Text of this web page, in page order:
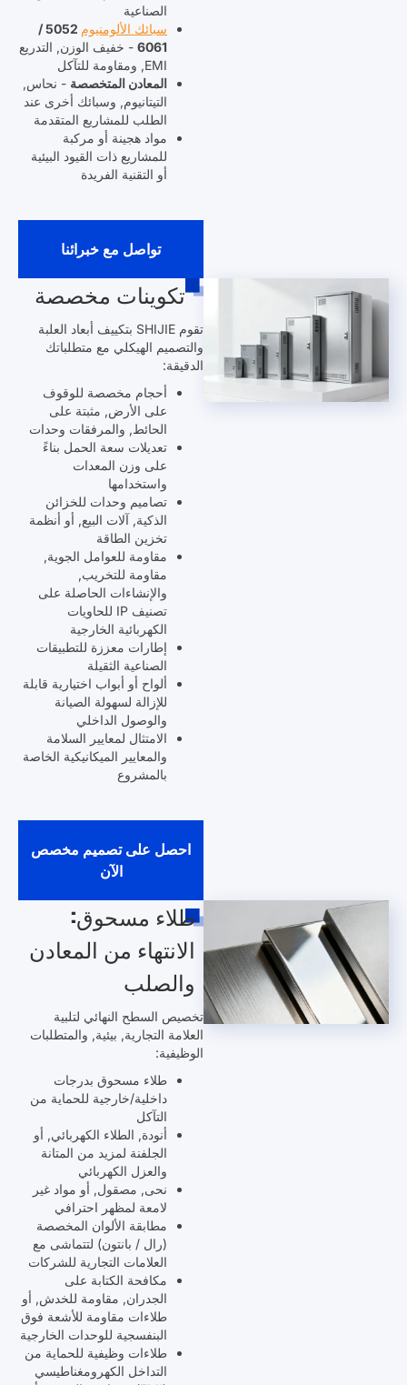
الصناعية
سبائك الألومنيوم
5052 /
6061 - خفيف الوزن, التدريع
EMI, ومقاومة للتآكل
المعادن المتخصصة - نحاس,
التيتانيوم, وسبائك أخرى عند
الطلب للمشاريع المتقدمة
مواد هجينة أو مركبة
للمشاريع ذات القيود البيئية
أو التقنية الفريدة
تواصل مع خبرائنا
تكوينات مخصصة
تقوم SHIJIE بتكييف أبعاد العلبة
والتصميم الهيكلي مع متطلباتك
الدقيقة:
أحجام مخصصة للوقوف
على الأرض, مثبتة على
الحائط, والمرفقات وحدات
تعديلات سعة الحمل بناءً
على وزن المعدات
واستخدامها
تصاميم وحدات للخزائن
الذكية, آلات البيع, أو أنظمة
تخزين الطاقة
مقاومة للعوامل الجوية,
مقاومة للتخريب,
والإنشاءات الحاصلة على
تصنيف IP للحاويات
الكهربائية الخارجية
إطارات معززة للتطبيقات
الصناعية الثقيلة
ألواح أو أبواب اختيارية قابلة
للإزالة لسهولة الصيانة
والوصول الداخلي
الامتثال لمعايير السلامة
والمعايير الميكانيكية الخاصة
بالمشروع
احصل على تصميم مخصص
الآن
طلاء مسحوق:
الانتهاء من المعادن
والصلب
تخصيص السطح النهائي لتلبية
العلامة التجارية, بيئية, والمتطلبات
الوظيفية:
طلاء مسحوق بدرجات
داخلية/خارجية للحماية من
التآكل
أنودة, الطلاء الكهربائي, أو
الجلفنة لمزيد من المتانة
والعزل الكهربائي
نحى, مصقول, أو مواد غير
لامعة لمظهر احترافي
مطابقة الألوان المخصصة
(رال / بانتون) لتتماشى مع
العلامات التجارية للشركات
مكافحة الكتابة على
الجدران, مقاومة للخدش, أو
طلاءات مقاومة للأشعة فوق
البنفسجية للوحدات الخارجية
طلاءات وظيفية للحماية من
التداخل الكهرومغناطيسي